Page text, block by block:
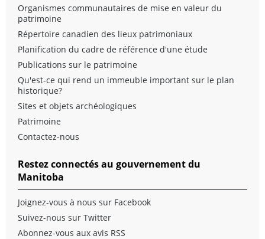
Organismes communautaires de mise en valeur du
patrimoine
Répertoire canadien des lieux patrimoniaux
Planification du cadre de référence d'une étude
Publications sur le patrimoine
Qu'est-ce qui rend un immeuble important sur le plan
historique?
Sites et objets archéologiques
Patrimoine
Contactez-nous
Restez connectés au gouvernement du
Manitoba
Joignez-vous à nous sur Facebook
Suivez-nous sur Twitter
Abonnez-vous aux avis RSS